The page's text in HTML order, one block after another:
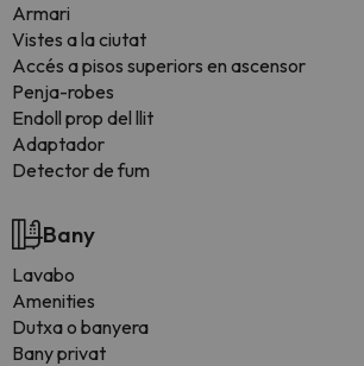
Armari
Vistes a la ciutat
Accés a pisos superiors en ascensor
Penja-robes
Endoll prop del llit
Adaptador
Detector de fum
Bany
Lavabo
Amenities
Dutxa o banyera
Bany privat